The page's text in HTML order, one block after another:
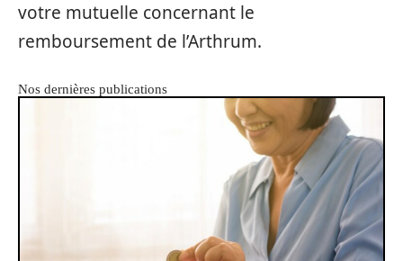
votre mutuelle concernant le
remboursement de l’Arthrum.
Nos dernières publications